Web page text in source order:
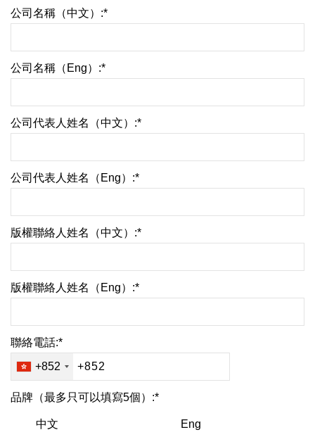
公司名稱（中文）:*
公司名稱（Eng）:*
公司代表人姓名（中文）:*
公司代表人姓名（Eng）:*
版權聯絡人姓名（中文）:*
版權聯絡人姓名（Eng）:*
聯絡電話:*
+852
品牌（最多只可以填寫5個）:*
中文 Eng